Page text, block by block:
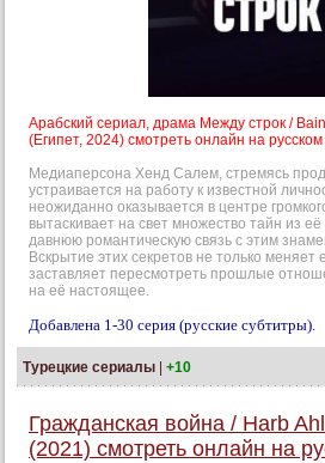
Арабский сериал, драма Между строк /
(Египет, 2024) смотреть онлайн на
Медиаперсона Хенд Салем, стремясь
устраивается на работу к известной
неожиданно оказывается в центре
вытаскивает на свет множество тайн из
давнюю романтическую связь с этим
Вскрытие этих секретов не только меняет
заставляет пересмотреть прошлые
на её настоящее.
Добавлена 1-30 серия (русские субтитры).
Турецкие сериалы +10
Гражданская война / Harb
(2021) смотреть онлайн на